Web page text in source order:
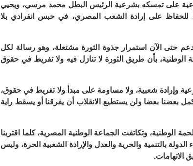
على تمسكه بشرعية الرئيس البطل محمد مرسي، ويحيي
منذ 4 سنوات، للحفاظ على إرادة الشعب المصري، في حبس انفرادي بلا
حتى الآن استمرار جذوة الثورة مشتعلة، وهو رسالة لكل
بأن طريق الثورة لا تنازل فيه ولا تفريط في حقوق
وإرادة شعبية، ولا مساومة على مبدأ ولا تفريط في حقوق،
بعضنا بعضا ولن يستطيع الانقلاب أن يفرقنا أو يسقط راية
الوطنية، وتكاتفت الجماعة الوطنية المصرية، كلما اقتربنا
بالتنمية والحرية والعدل والإرادة الشعبية الحرة، وليس
الاتهامات.